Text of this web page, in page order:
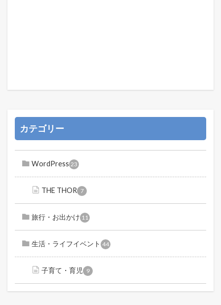
カテゴリー
WordPress 23
THE THOR 7
旅行・お出かけ 11
生活・ライフイベント 44
子育て・育児 9